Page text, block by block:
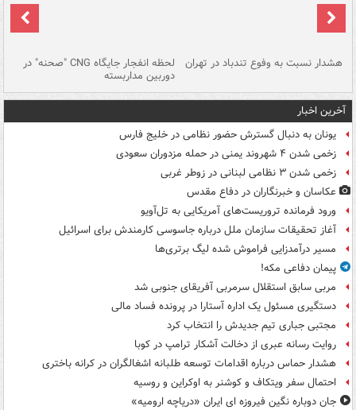
هشدار نسبت به وفوع تندباد در تهران لحظه انفجار جایگاه CNG "صحنه" در
دوربین مداربسته
آخرین اخبار
یونان به دنبال گسترش حضور نظامی در خلیج فارس
زخمی شدن ۴ شهروند یمنی در حمله مزدوران سعودی
زخمی شدن ۳ نظامی لبنانی در زوطر غربی
عکاسان و خبرنگاران در دفاع مقدس
ورود فرمانده تروریست‌های آمریکایی به تل‌آویو
آغاز تحقیقات سازمان ملل درباره جاسوسی کارمندش برای اسرائیل
مسیر درآمدزایی فراموش شده لیگ برتری‌ها
پیمان دفاعی مکه!
مربی سابق استقلال سرمربی آفریقای جنوبی شد
دستگیری مسئول یک اداره آستارا در پرونده فساد مالی
مجتبی جباری تیم جدیدش را انتخاب کرد
روایت رسانه عبری از دخالت آشکار ترامپ در کوبا
هشدار حماس درباره اقدامات توسعه طلبانه اشغالگران در کرانه باختری
احتمال سفر ویتکاف و کوشنر به اوکراین و روسیه
جان دوباره نگین فیروزه ای ایران «دریاچه ارومیه»